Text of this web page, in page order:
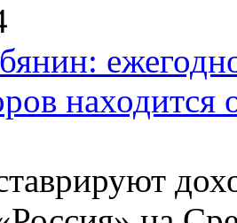
находится